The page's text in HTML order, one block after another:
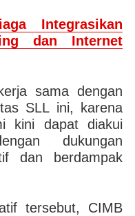
Integrasikan
dan Internet
sama dengan
SLL ini, karena
kini dapat diakui
dukungan
dan berdampak
tersebut, CIMB